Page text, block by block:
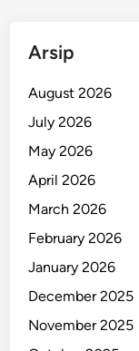
Arsip
August 2026
July 2026
May 2026
April 2026
March 2026
February 2026
January 2026
December 2025
November 2025